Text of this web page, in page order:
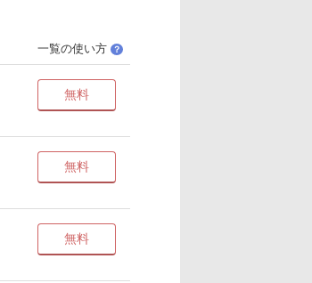
一覧の使い方 ？
無料
無料
無料